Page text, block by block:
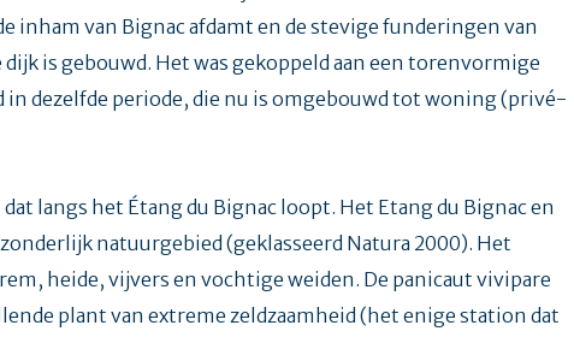
inham van Bignac afdamt en de stevige funderingen van
is gebouwd. Het was gekoppeld aan een torenvormige
dezelfde periode, die nu is omgebouwd tot woning (privé-
langs het Étang du Bignac loopt. Het Etang du Bignac en
natuurgebied (geklasseerd Natura 2000). Het
heide, vijvers en vochtige weiden. De panicaut vivipare
plant van extreme zeldzaamheid (het enige station dat